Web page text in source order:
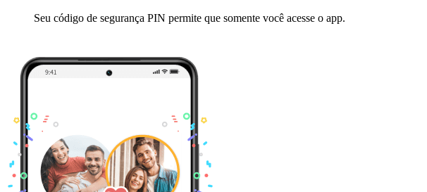
Seu código de segurança PIN permite que somente você acesse o app.